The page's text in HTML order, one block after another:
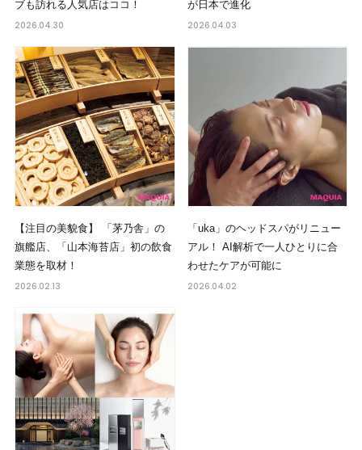
ブも訪れる人気店はココ！
2026.04.30
が日本で進化
2026.04.03
【注目の美貌食】 「茅乃舎」の
旗艦店、「山本海苔店」初の飲食
業態を取材！
2026.02.13
「uka」のヘッドスパがリニュー
アル！ AI解析で一人ひとりに合
わせたケアが可能に
2026.04.02